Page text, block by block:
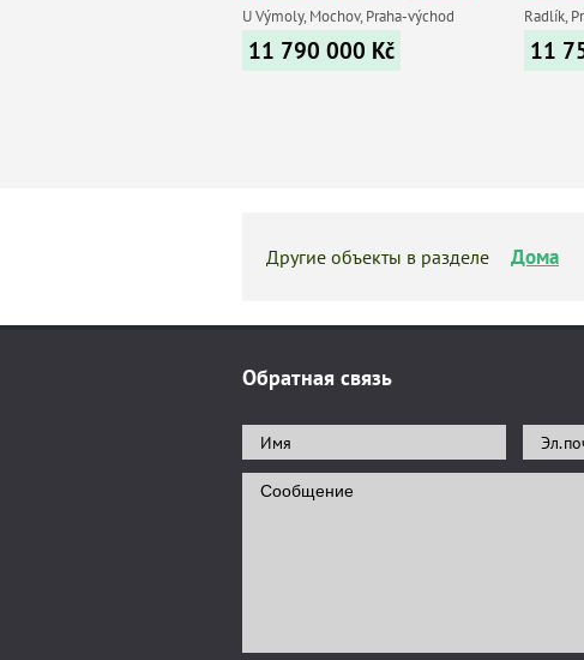
U Výmoly, Mochov, Praha-východ
11 790 000 Kč
Radlík,
11
Другие объекты в разделе Дома
Обратная связь